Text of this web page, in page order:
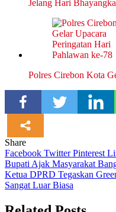
Jelang Hari
Polres Cirebon Kota
Share
Facebook TwitterPinterest
Navigasi
pos
Bupati Ajak Masyarakat
Ketua DPRD Tegaskan
Sangat Luar Biasa